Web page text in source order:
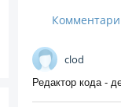
clod
Редактор кода -